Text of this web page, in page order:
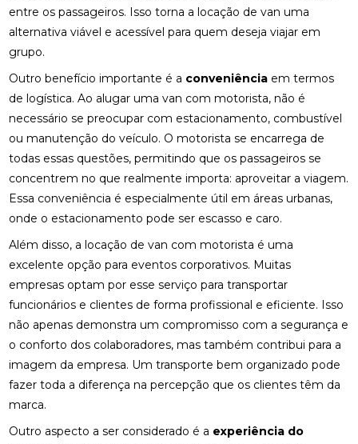
entre os passageiros. Isso torna a locação de van uma
alternativa viável e acessível para quem deseja viajar em
grupo.
Outro benefício importante é a conveniência em termos
de logística. Ao alugar uma van com motorista, não é
necessário se preocupar com estacionamento, combustível
ou manutenção do veículo. O motorista se encarrega de
todas essas questões, permitindo que os passageiros se
concentrem no que realmente importa: aproveitar a viagem.
Essa conveniência é especialmente útil em áreas urbanas,
onde o estacionamento pode ser escasso e caro.
Além disso, a locação de van com motorista é uma
excelente opção para eventos corporativos. Muitas
empresas optam por esse serviço para transportar
funcionários e clientes de forma profissional e eficiente. Isso
não apenas demonstra um compromisso com a segurança e
o conforto dos colaboradores, mas também contribui para a
imagem da empresa. Um transporte bem organizado pode
fazer toda a diferença na percepção que os clientes têm da
marca.
Outro aspecto a ser considerado é a experiência do